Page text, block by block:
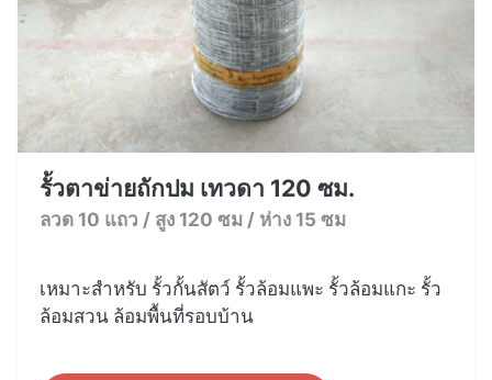
รั้วตาข่ายถักปม เทวดา 120 ซม.
ลวด 10 แถว / สูง 120 ซม / ห่าง 15 ซม
เหมาะสำหรับ รั้วกั้นสัตว์ รั้วล้อมแพะ รั้วล้อมแกะ รั้ว
ล้อมสวน ล้อมพื้นที่รอบบ้าน